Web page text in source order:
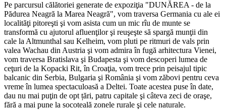
Pe parcursul călătoriei generate de expoziţia "DUNĂREA - de la
Pădurea Neagră la Marea Neagră", vom traversa Germania cu ale ei
localităţi pitoreşti şi vom asista cum un mic rîu de munte se
transformă cu ajutorul afluenţilor şi reuşeşte să spargă munţii din
cale la Altmunthal sau Kelheim, vom pluti pe ritmuri de vals prin
valea Wachau din Austria şi vom admira în fugă arhitectura Vienei,
vom traversa Bratislava şi Budapesta şi vom descoperi lumea de
ceţuri de la Kopacki Rit, în Croaţia, vom trece prin peisajul tipic
balcanic din Serbia, Bulgaria şi România şi vom zăbovi pentru ceva
vreme în lumea spectaculoasă a Deltei. Toate acestea puse în date,
dau nu mai puţin de opt țări, patru capitale şi câteva zeci de oraşe,
fără a mai pune la socoteală zonele rurale şi cele naturale.